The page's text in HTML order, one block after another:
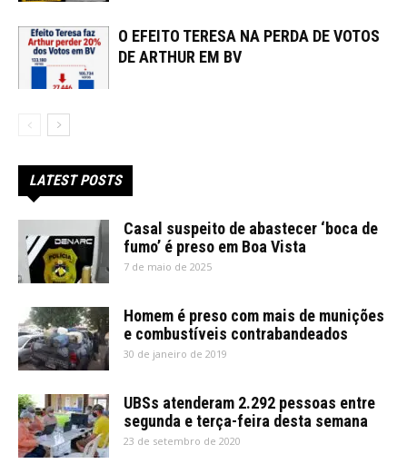
O EFEITO TERESA NA PERDA DE VOTOS
DE ARTHUR EM BV
LATEST POSTS
Casal suspeito de abastecer ‘boca de
fumo’ é preso em Boa Vista
7 de maio de 2025
Homem é preso com mais de munições
e combustíveis contrabandeados
30 de janeiro de 2019
UBSs atenderam 2.292 pessoas entre
segunda e terça-feira desta semana
23 de setembro de 2020